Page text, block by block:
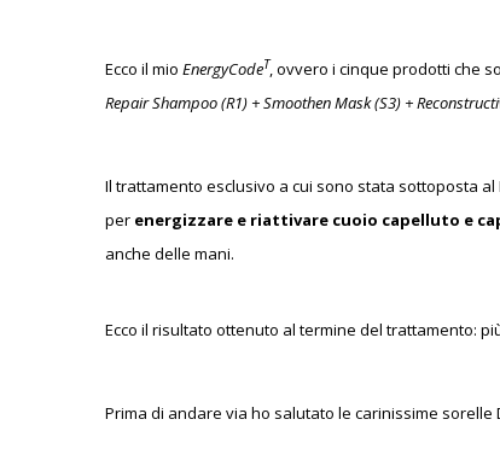
Ecco il mio EnergyCodeT, ovvero i cinque prodotti che
Repair Shampoo (R1) + Smoothen Mask (S3) +
Il trattamento esclusivo a cui sono stata sottoposta
per energizzare e riattivare cuoio capelluto e
anche delle mani.
Ecco il risultato ottenuto al termine del trattamento:
Prima di andare via ho salutato le carinissime